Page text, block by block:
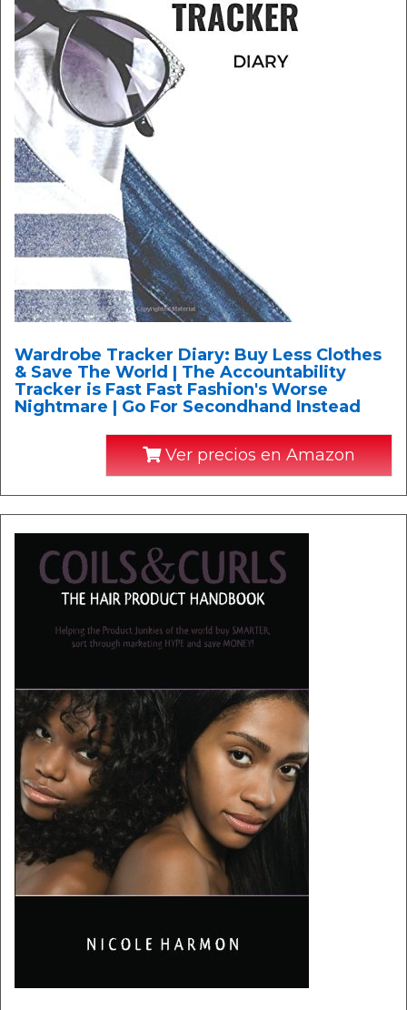
Wardrobe Tracker Diary: Buy Less Clothes
& Save The World | The Accountability
Tracker is Fast Fast Fashion's Worse
Nightmare | Go For Secondhand Instead
Ver precios en Amazon